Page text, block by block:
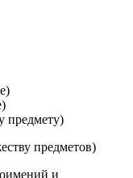
предмету)
предметов)
и